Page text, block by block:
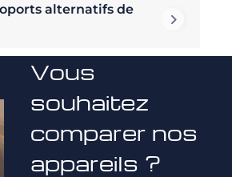
alternatifs de
Vous
souhaitez
comparer nos
appareils ?